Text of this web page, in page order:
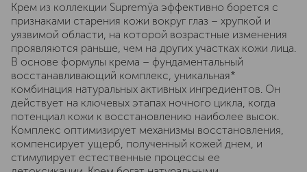
Крем из коллекции Supremÿa эффективно борется с
признаками старения кожи вокруг глаз – хрупкой и
уязвимой области, на которой возрастные изменения
проявляются раньше, чем на других участках кожи лица.
В основе формулы крема – фундаментальный
восстанавливающий комплекс, уникальная*
комбинация натуральных активных ингредиентов. Он
действует на ключевых этапах ночного цикла, когда
потенциал кожи к восстановлению наиболее высок.
Комплекс оптимизирует механизмы восстановления,
компенсирует ущерб, полученный кожей днем, и
стимулирует естественные процессы ее